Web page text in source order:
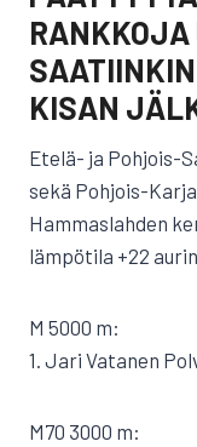
RANKKOJA
KISAN
Etelä- ja Pohjois-
sekä Pohjois-
Hammaslahden
lämpötila +22
M 5000 m:
1. Jari Vatanen
M70 3000 m: